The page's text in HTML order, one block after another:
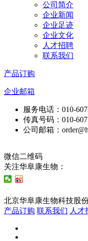
公司简介
企业新闻
企业足迹
企业文化
人才招聘
联系我们
产品订购
企业邮箱
服务电话：010-
传真号码：010-
公司邮箱：
微信二维码
关注华阜康生物：
北京华阜康生物科技股
产品订购 联系我们 人才